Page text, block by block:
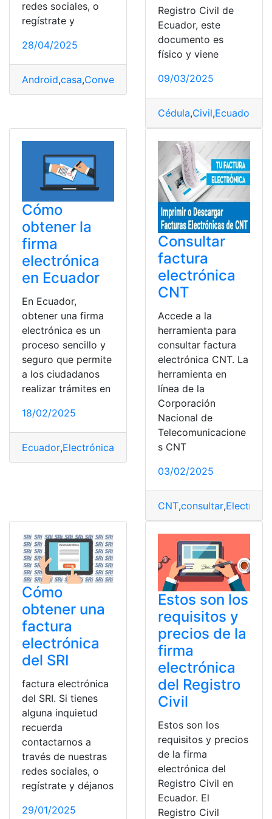
redes sociales, o
regístrate y
28/04/2025
Android,casa,Convertir Electrónica,mirilla,
Registro Civil de
Ecuador, este
documento es
físico y viene
09/03/2025
Cédula,Civil,Ecuador
Cómo
obtener la
firma
electrónica
en Ecuador
En Ecuador,
obtener una firma
electrónica es un
proceso sencillo y
seguro que permite
a los ciudadanos
realizar trámites en
18/02/2025
Ecuador,Electrónica Obtener,Paso
Consultar
factura
electrónica
CNT
Accede a la
herramienta para
consultar factura
electrónica CNT. La
herramienta en
línea de la
Corporación
Nacional de
Telecomunicacione
s CNT
03/02/2025
CNT,consultar,
Cómo
obtener una
factura
electrónica
del SRI
factura electrónica
del SRI. Si tienes
alguna inquietud
recuerda
contactarnos a
través de nuestras
redes sociales, o
regístrate y déjanos
29/01/2025
Estos son los
requisitos y
precios de la
firma
electrónica
del Registro
Civil
Estos son los
requisitos y precios
de la firma
electrónica del
Registro Civil en
Ecuador. El
Registro Civil